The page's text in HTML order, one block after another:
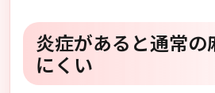
炎症があると通常の
にくい